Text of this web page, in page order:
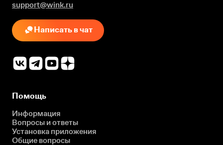
support@wink.ru
Написать в чат
Помощь
Информация
Вопросы и ответы
Установка приложения
Общие вопросы